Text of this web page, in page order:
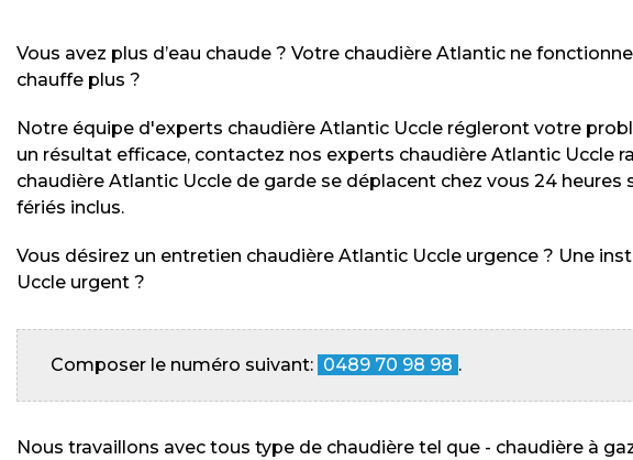
Vous avez plus d’eau chaude ? Votre chaudière Atlantic ne
chauffe plus ?
Notre équipe d'experts chaudière Atlantic Uccle régleront votre
un résultat efficace, contactez nos experts chaudière Atlantic Uccle
chaudière Atlantic Uccle de garde se déplacent chez vous 24 heures
fériés inclus.
Vous désirez un entretien chaudière Atlantic Uccle urgence ? Une
Uccle urgent ?
Composer le numéro suivant: 0489 70 98 98 .
Nous travaillons avec tous type de chaudière tel que - chaudière à